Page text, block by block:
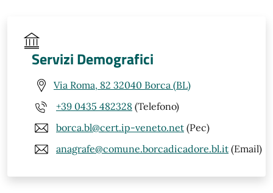
Servizi Demografici
Via Roma, 82 32040 Borca (BL)
+39 0435 482328 (Telefono)
borca.bl@cert.ip-veneto.net (Pec)
anagrafe@comune.borcadicadore.bl.it (Email)